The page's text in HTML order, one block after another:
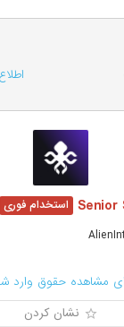
Senior
مشاهده حقوق وارد
نشان کردن